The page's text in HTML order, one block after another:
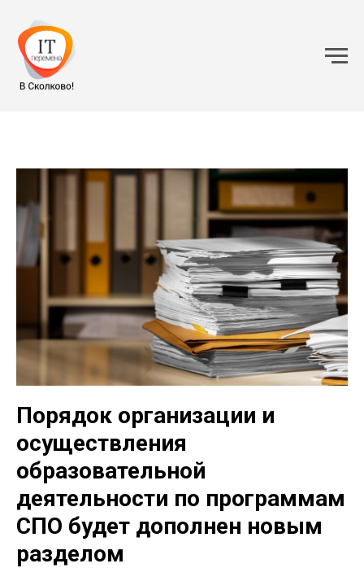
Порядок организации и
осуществления
образовательной
деятельности по программам
СПО будет дополнен новым
разделом